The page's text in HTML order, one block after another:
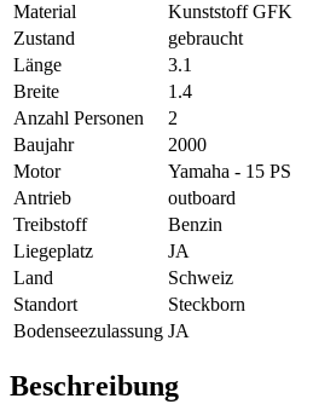
Material
Kunststoff GFK
Zustand
gebraucht
Länge
3.1
Breite
1.4
Anzahl Personen
2
Baujahr
2000
Motor
Yamaha - 15 PS
Antrieb
outboard
Treibstoff
Benzin
Liegeplatz
JA
Land
Schweiz
Standort
Steckborn
Bodenseezulassung JA
Beschreibung